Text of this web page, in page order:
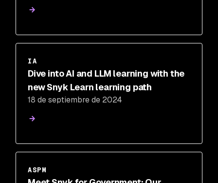
IA
Dive into AI and LLM learning with the
new Snyk Learn learning path
18 de septiembre de 2024
ASPM